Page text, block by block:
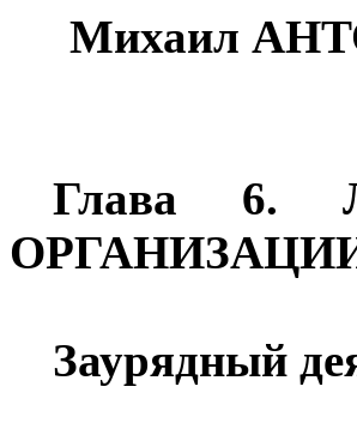
Михаил
Глава 6.
Заурядный